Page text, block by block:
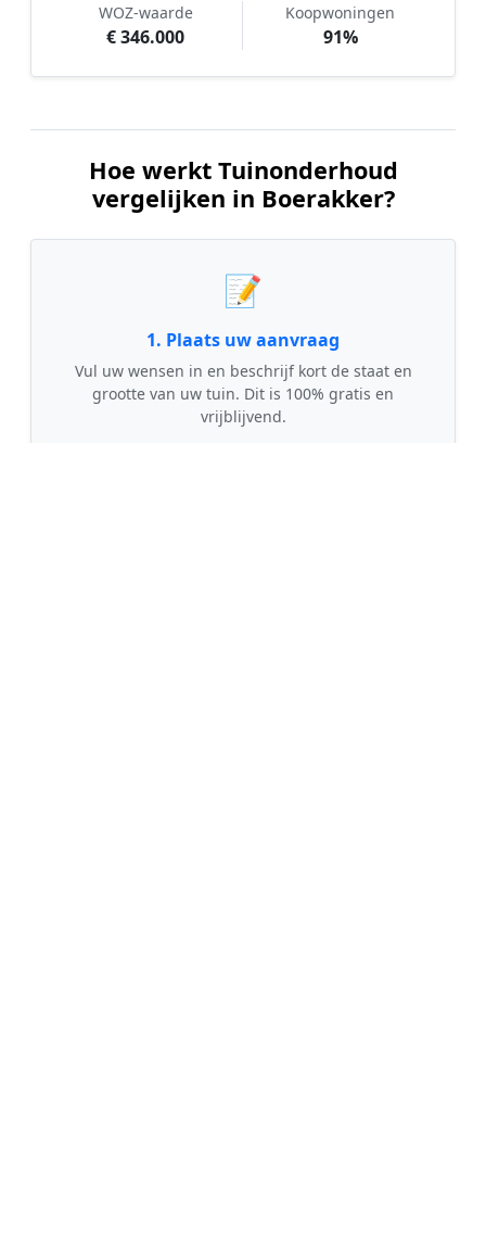
WOZ-waarde
€ 346.000
Koopwoningen
91%
Hoe werkt Tuinonderhoud
vergelijken in Boerakker?
📝
1. Plaats uw aanvraag
Vul uw wensen in en beschrijf kort de staat en
grootte van uw tuin. Dit is 100% gratis en
vrijblijvend.